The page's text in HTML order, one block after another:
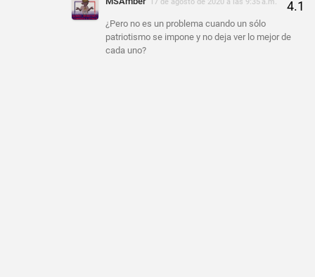
¿Pero no es un problema cuando un sólo
patriotismo se impone y no deja ver lo mejor de
cada uno?